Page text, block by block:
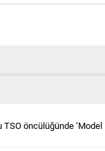
TSO öncülüğünde